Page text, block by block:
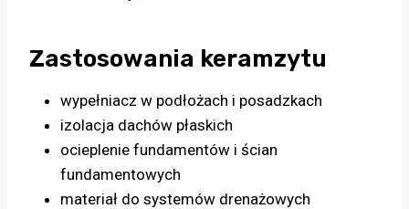
Zastosowania keramzytu
wypełniacz w podłożach i posadzkach
izolacja dachów płaskich
ocieplenie fundamentów i ścian
fundamentowych
materiał do systemów drenażowych